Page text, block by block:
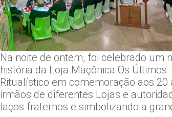
Na noite de ontem, foi celebrado um
história da Loja Maçônica Os Últimos
Ritualístico em comemoração aos
irmãos de diferentes Lojas e
laços fraternos e simbolizando a